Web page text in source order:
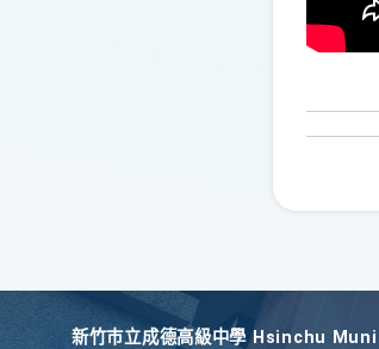
新竹巿立成德高級中學 Hsinchu